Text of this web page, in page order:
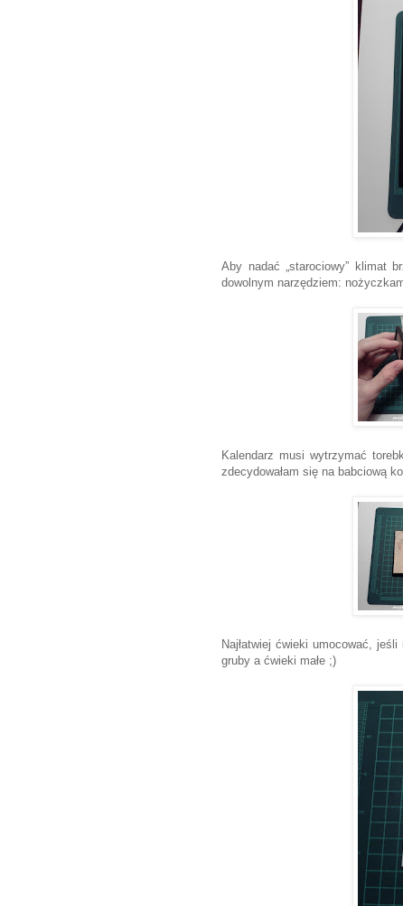
Aby nadać „starociowy” klimat
dowolnym narzędziem:
Kalendarz musi wytrzymać
zdecydowałam się na babciową
Najłatwiej ćwieki umocować,
gruby a ćwieki małe ;)